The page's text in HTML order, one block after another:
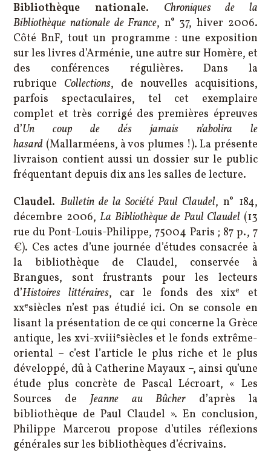
Bibliothèque nationale. Chroniques de la
Bibliothèque nationale de France, n° 37, hiver 2006.
Côté BnF, tout un programme : une exposition
sur les livres d’Arménie, une autre sur Homère, et
des conférences régulières. Dans la
rubrique Collections, de nouvelles acquisitions,
parfois spectaculaires, tel cet exemplaire
complet et très corrigé des premières épreuves
d’Un coup de dés jamais n’abolira le
hasard (Mallarméens, à vos plumes !). La présente
livraison contient aussi un dossier sur le public
fréquentant depuis dix ans les salles de lecture.
Claudel. Bulletin de la Société Paul Claudel, n° 184,
décembre 2006,La Bibliothèque de Paul Claudel (13
rue du Pont-Louis-Philippe, 75004 Paris ; 87 p., 7
€). Ces actes d’une journée d’études consacrée à
la bibliothèque de Claudel, conservée à
Brangues, sont frustrants pour les lecteurs
d’Histoires littéraires, car le fonds des xixe
et
xxesiècles n’est pas étudié ici. On se console en
lisant la présentation de ce qui concerne la Grèce
antique, les xvi-xviiiesiècles et le fonds extrême-
oriental – c’est l’article le plus riche et le plus
développé, dû à Catherine Mayaux –, ainsi qu’une
étude plus concrète de Pascal Lécroart, « Les
Sources deJeanne au Bûcherd’après la
bibliothèque de Paul Claudel ». En conclusion,
Philippe Marcerou propose d’utiles réflexions
générales sur les bibliothèques d’écrivains.